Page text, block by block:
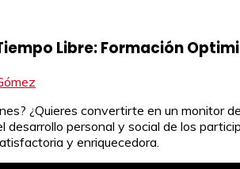
Libre: Formación
¿Quieres convertirte en un monitor
desarrollo personal y social de los
y enriquecedora.